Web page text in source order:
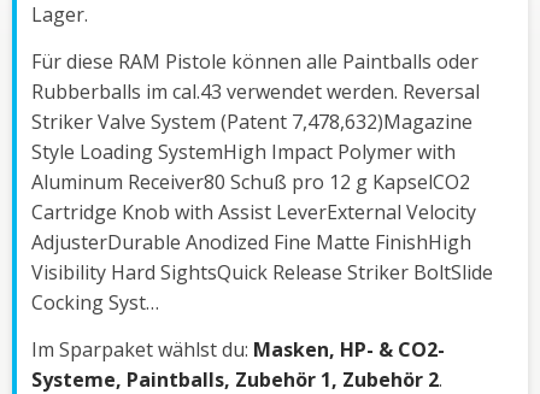
Lager.
Für diese RAM Pistole können alle Paintballs oder
Rubberballs im cal.43 verwendet werden. Reversal
Striker Valve System (Patent 7,478,632)Magazine
Style Loading SystemHigh Impact Polymer with
Aluminum Receiver80 Schuß pro 12 g KapselCO2
Cartridge Knob with Assist LeverExternal Velocity
AdjusterDurable Anodized Fine Matte FinishHigh
Visibility Hard SightsQuick Release Striker BoltSlide
Cocking Syst…
Im Sparpaket wählst du: Masken, HP- & CO2-
Systeme, Paintballs, Zubehör 1, Zubehör 2.